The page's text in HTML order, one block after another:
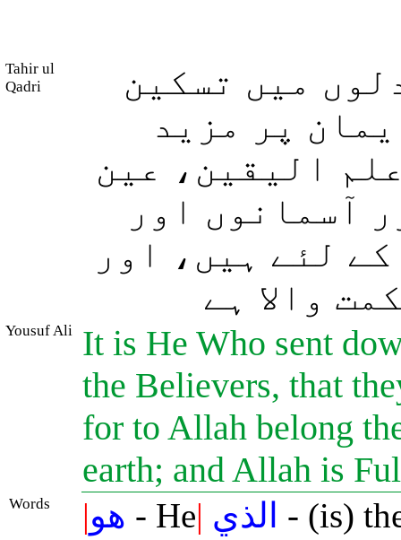
Tahir ul
Qadri
میں تسکین
پر مزید
الیقین، عین
آسمانوں اور
لئے ہیں، اور
والا ہے
Yousuf Ali
It is He Who sent
the Believers, that
for to Allah belong
earth; and Allah is
Words |هو - He| الذي - (is)